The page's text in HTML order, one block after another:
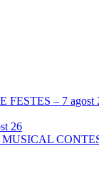
FESTES – 7 agost
26